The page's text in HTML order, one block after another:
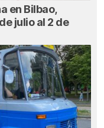
en Bilbao,
julio al 2 de